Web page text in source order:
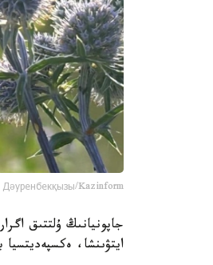
Kazinform
ايتۋىنشا،